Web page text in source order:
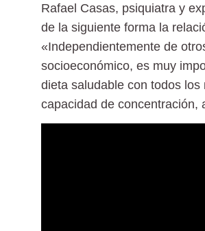
Rafael Casas, psiquiatra y
de la siguiente forma la
«Independientemente de
socioeconómico, es muy
dieta saludable con todos
capacidad de concentración,